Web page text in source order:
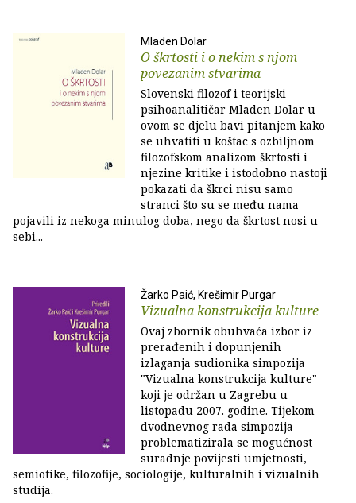
Mladen Dolar
O škrtosti i o nekim s njom
povezanim stvarima
Slovenski filozof i teorijski
psihoanalitičar Mladen Dolar u
ovom se djelu bavi pitanjem kako
se uhvatiti u koštac s ozbiljnom
filozofskom analizom škrtosti i
njezine kritike i istodobno nastoji
pokazati da škrci nisu samo
stranci što su se među nama
pojavili iz nekoga minulog doba, nego da škrtost nosi u
sebi...
Žarko Paić, Krešimir Purgar
Vizualna konstrukcija kulture
Ovaj zbornik obuhvaća izbor iz
prerađenih i dopunjenih
izlaganja sudionika simpozija
"Vizualna konstrukcija kulture"
koji je održan u Zagrebu u
listopadu 2007. godine. Tijekom
dvodnevnog rada simpozija
problematizirala se mogućnost
suradnje povijesti umjetnosti,
semiotike, filozofije, sociologije, kulturalnih i vizualnih
studija.